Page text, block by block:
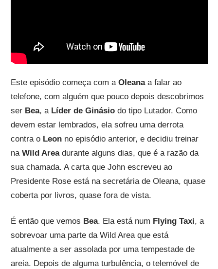
Este episódio começa com a Oleana a falar ao
telefone, com alguém que pouco depois descobrimos
ser Bea, a Líder de Ginásio do tipo Lutador. Como
devem estar lembrados, ela sofreu uma derrota
contra o Leon no episódio anterior, e decidiu treinar
na Wild Area durante alguns dias, que é a razão da
sua chamada. A carta que John escreveu ao
Presidente Rose está na secretária de Oleana, quase
coberta por livros, quase fora de vista.
É então que vemos Bea. Ela está num Flying Taxi, a
sobrevoar uma parte da Wild Area que está
atualmente a ser assolada por uma tempestade de
areia. Depois de alguma turbulência, o telemóvel de